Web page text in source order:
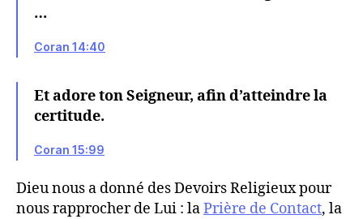
…
Coran 14:40
Et adore ton Seigneur, afin d’atteindre la
certitude.
Coran 15:99
Dieu nous a donné des Devoirs Religieux pour
nous rapprocher de Lui : laPrière de Contact, la